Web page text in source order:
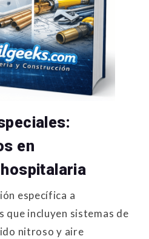
en
específica a
que incluyen sistemas de
nitroso y aire